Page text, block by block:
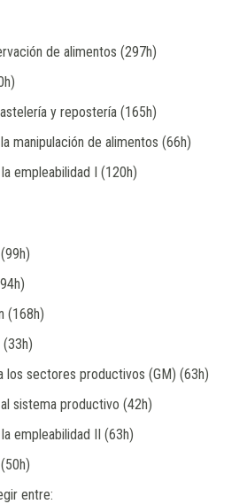
de alimentos (297h)
y repostería (165h)
manipulación de alimentos (66h)
empleabilidad I (120h)
(168h)
los sectores productivos (GM) (63h)
sistema productivo (42h)
empleabilidad II (63h)
entre: